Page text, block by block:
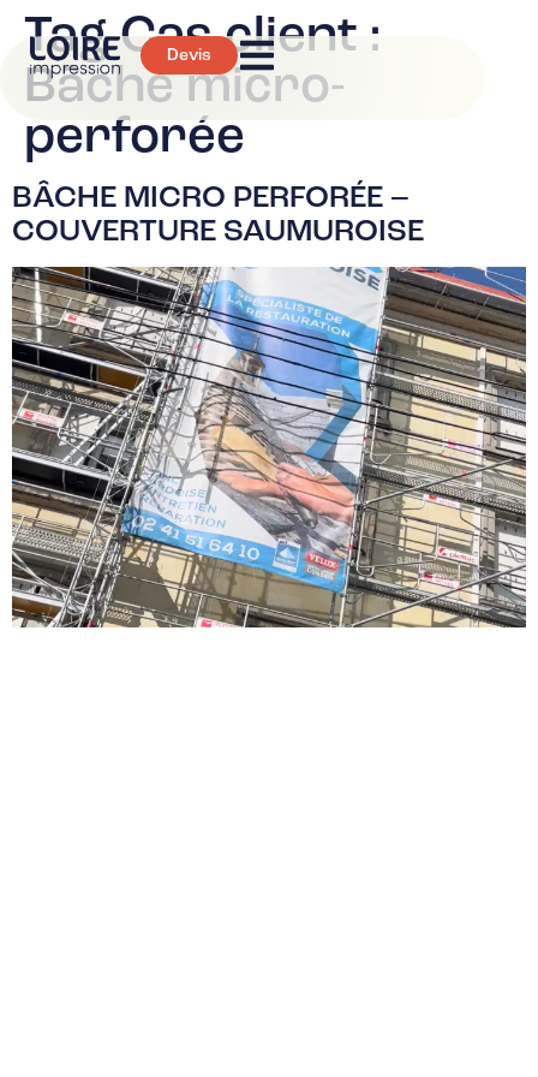
Devis
Tag Cas client :
Bâche micro-
perforée
BÂCHE MICRO PERFORÉE –
COUVERTURE SAUMUROISE